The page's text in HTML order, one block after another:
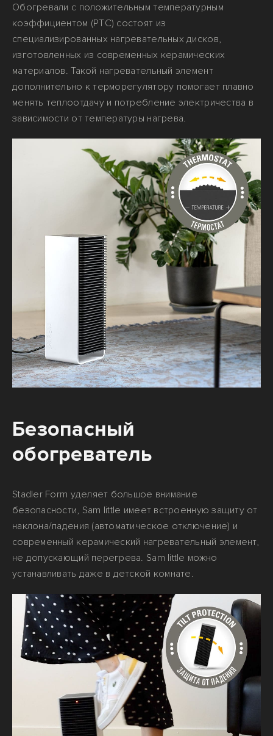
Обогревали с положительным температурным
коэффициентом (PTC) состоят из
специализированных нагревательных дисков,
изготовленных из современных керамических
материалов. Такой нагревательный элемент
дополнительно к терморегулятору помогает плавно
менять теплоотдачу и потребление электричества в
зависимости от температуры нагрева.
Безопасный
обогреватель
Stadler Form уделяет большое внимание
безопасности, Sam little имеет встроенную защиту от
наклона/падения (автоматическое отключение) и
современный керамический нагревательный элемент,
не допускающий перегрева. Sam little можно
устанавливать даже в детской комнате.